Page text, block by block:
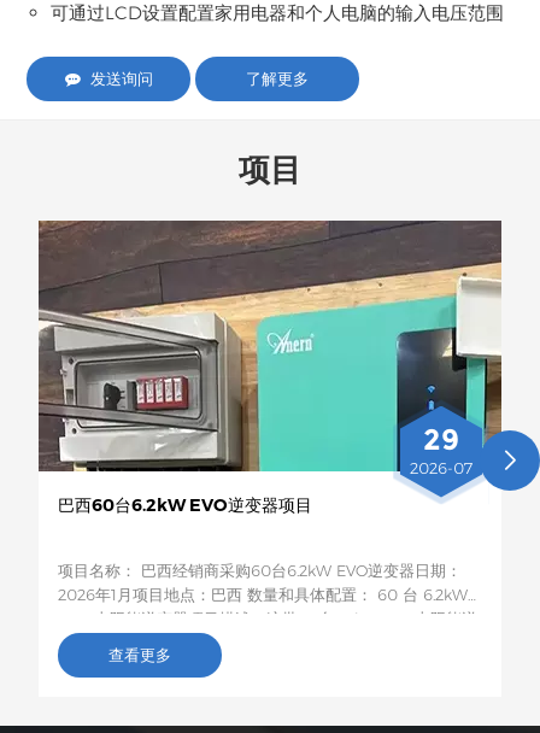
可通过LCD设置配置家用电器和个人电脑的输入电压范围
发送询问 了解更多
项目
29
2026-07
巴西60台6.2kW EVO逆变器项目
项目名称： 巴西经销商采购60台6.2kW EVO逆变器日期：
2026年1月项目地点：巴西 数量和具体配置： 60 台 6.2kW
EVO 太阳能逆变器项目描述：这批60台6.2kW EVO太阳能逆
变器将运往巴西，用于农村居民和小型企业的光伏储能项目。
这款6.2kW混合型逆变器支持双路交流输出，具备智能低电压
查看更多